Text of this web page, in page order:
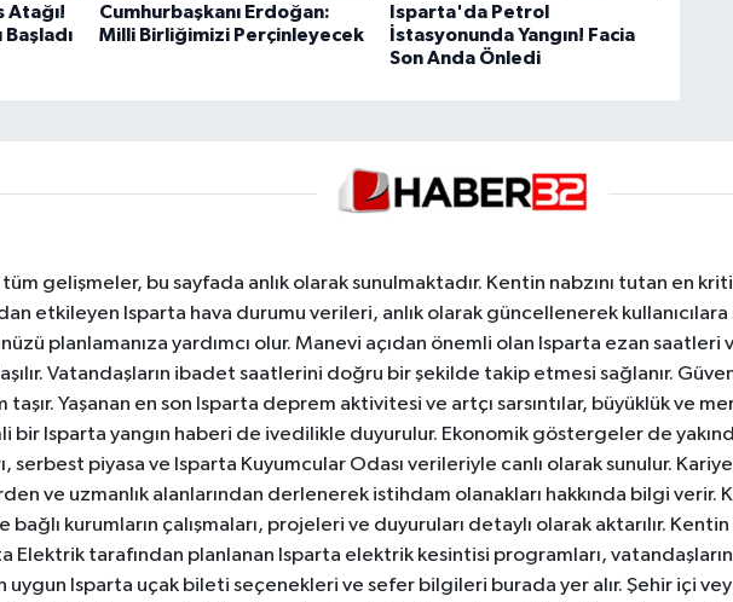
Atağı!
Başladı
Cumhurbaşkanı Erdoğan:
Milli Birliğimizi Perçinleyecek
Isparta'da Petrol
İstasyonunda Yangın! Facia
Son Anda Önledi
gelişmeler, bu sayfada anlık olarak sunulmaktadır. Kentin nabzını tutan en
etkileyen Isparta hava durumu verileri, anlık olarak güncellenerek
planlamanıza yardımcı olur. Manevi açıdan önemli olan Isparta ezan
Vatandaşların ibadet saatlerini doğru bir şekilde takip etmesi sağlanır.
Yaşanan en son Isparta deprem aktivitesi ve artçı sarsıntılar, büyüklük ve
bir Isparta yangın haberi de ivedilikle duyurulur. Ekonomik göstergeler de
serbest piyasa ve Isparta Kuyumcular Odası verileriyle canlı olarak sunulur.
ve uzmanlık alanlarından derlenerek istihdam olanakları hakkında bilgi verir.
bağlı kurumların çalışmaları, projeleri ve duyuruları detaylı olarak aktarılır.
Elektrik tarafından planlanan Isparta elektrik kesintisi programları,
uygun Isparta uçak bileti seçenekleri ve sefer bilgileri burada yer alır. Şehir içi